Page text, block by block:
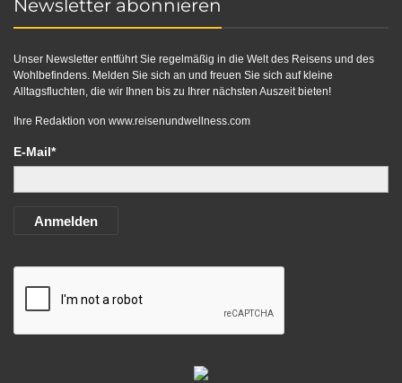
Newsletter abonnieren
Unser Newsletter entführt Sie regelmäßig in die Welt des Reisens und des
Wohlbefindens. Melden Sie sich an und freuen Sie sich auf kleine
Alltagsfluchten, die wir Ihnen bis zu Ihrer nächsten Auszeit bieten!
Ihre Redaktion von www.reisenundwellness.com
E-Mail*
Anmelden